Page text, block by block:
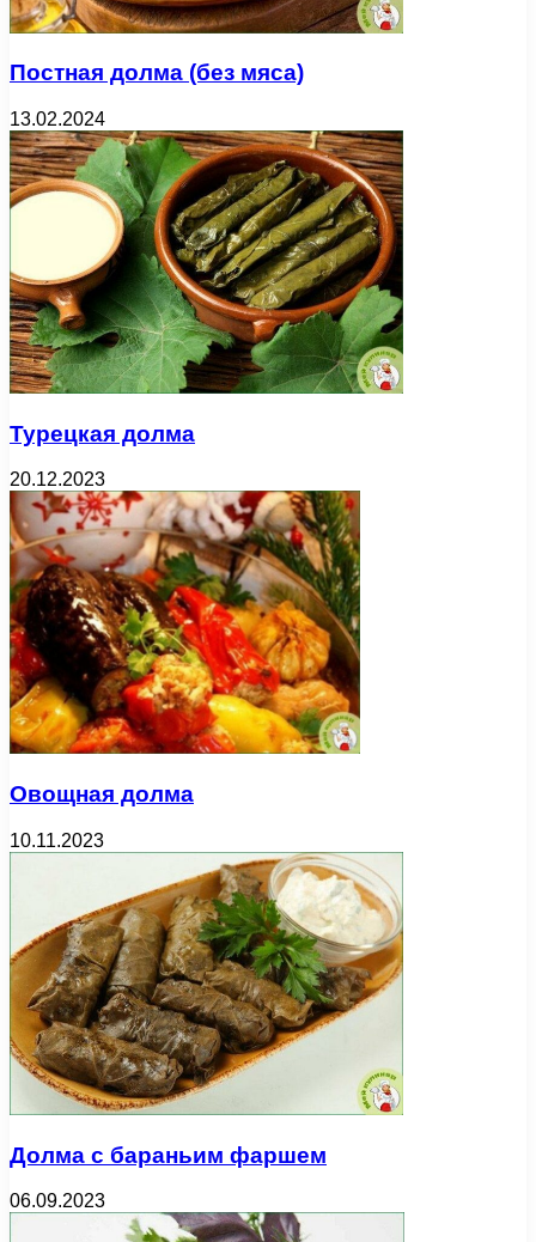
Постная долма (без мяса)
13.02.2024
Турецкая долма
20.12.2023
Овощная долма
10.11.2023
Долма с бараньим фаршем
06.09.2023